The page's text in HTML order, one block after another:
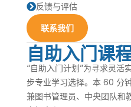
反馈与评估
联系我们
自助入门课
“自助入门计划”为寻求灵活
步专业学习选择。本 60 分
兼图书管理员、中央团队和